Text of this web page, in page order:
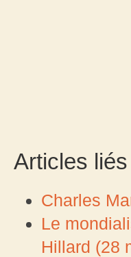
Articles liés
Charles
Le
Hillard (28